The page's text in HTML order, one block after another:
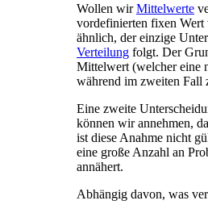
Wollen wirMittelwerte
vordefinierten fixen
ähnlich, der einzige
Verteilung folgt. Der
Mittelwert (welcher eine
während im zweiten Fall
Eine zweite
können wir annehmen,
ist diese Anahme nicht
eine große Anzahl an
annähert.
Abhängig davon, was